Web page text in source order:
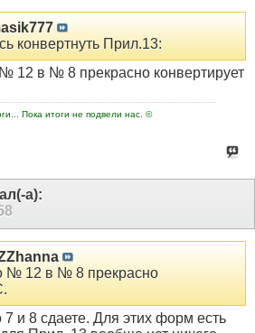
конвертнуть Прил.13:
12 в № 8 прекрасно конвертирует
Пока итоги не подвели нас. ©
а):
№ 12 в № 8 прекрасно
7 и 8 сдаете. Для этих форм есть